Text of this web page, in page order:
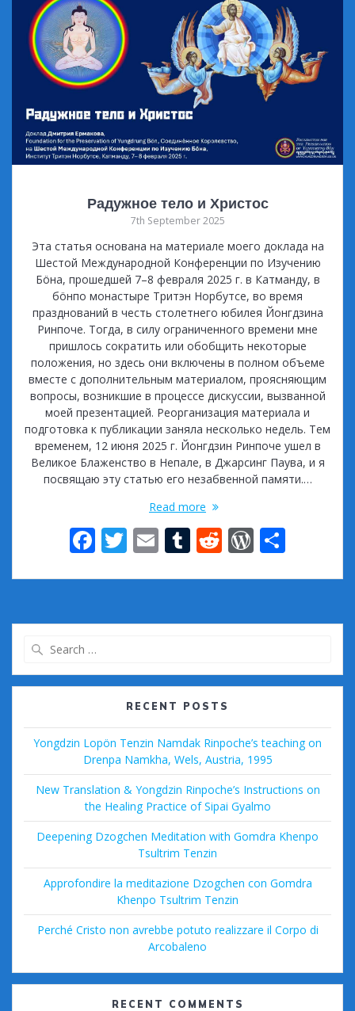
Радужное тело и Христос
7th September 2025
Эта статья основана на материале моего доклада на
Шестой Международной Конференции по Изучению
Бöна, прошедшей 7–8 февраля 2025 г. в Катманду, в
бöнпо монастыре Тритэн Норбутсе, во время
празднований в честь столетнего юбилея Йонгдзина
Ринпоче. Тогда, в силу ограниченного времени мне
пришлось сократить или обобщить некоторые
положения, но здесь они включены в полном объеме
вместе с дополнительным материалом, проясняющим
вопросы, возникшие в процессе дискуссии, вызванной
моей презентацией. Реорганизация материала и
подготовка к публикации заняла несколько недель. Тем
временем, 12 июня 2025 г. Йонгдзин Ринпоче ушел в
Великое Блаженство в Непале, в Джарсинг Паува, и я
посвящаю эту статью его незабвенной памяти.…
Read more
F
ac
e
b
o
k
T
w
itt
er
E
m
ai
l
T
u
m
bl
R
e
d
di
W
or
d
Pr
ss
ar
e
RECENT POSTS
Yongdzin Lopön Tenzin Namdak Rinpoche’s teaching on
Drenpa Namkha, Wels, Austria, 1995
New Translation & Yongdzin Rinpoche’s Instructions on
the Healing Practice of Sipai Gyalmo
Deepening Dzogchen Meditation with Gomdra Khenpo
Tsultrim Tenzin
Approfondire la meditazione Dzogchen con Gomdra
Khenpo Tsultrim Tenzin
Perché Cristo non avrebbe potuto realizzare il Corpo di
Arcobaleno
RECENT COMMENTS